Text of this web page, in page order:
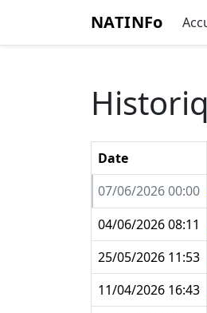
NATINFo
Date
07/06/2026 00:00
04/06/2026 08:11
25/05/2026 11:53
11/04/2026 16:43